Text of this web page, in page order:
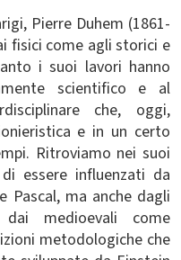
Pierre Duhem (1861-
fisici come agli storici e
i suoi lavori hanno
scientifico e al
che, oggi,
e in un certo
Ritroviamo nei suoi
essere influenzati da
Pascal, ma anche dagli
medioevali come
metodologiche che